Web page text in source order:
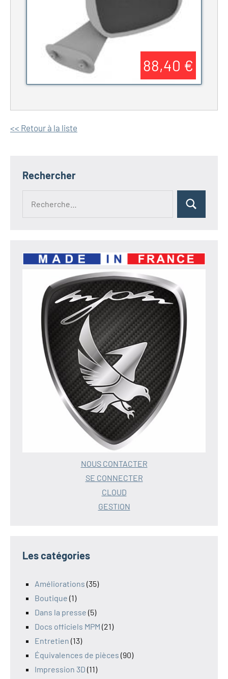
88,40 €
<< Retour à la liste
Rechercher
Rechercher
NOUS CONTACTER
SE CONNECTER
CLOUD
GESTION
Les catégories
Améliorations (35)
Boutique (1)
Dans la presse (5)
Docs officiels MPM (21)
Entretien (13)
Équivalences de pièces (90)
Impression 3D (11)